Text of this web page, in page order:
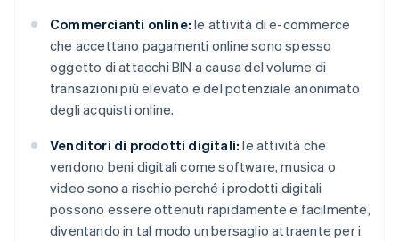
Commercianti online: le attività di e-commerce
che accettano pagamenti online sono spesso
oggetto di attacchi BIN a causa del volume di
transazioni più elevato e del potenziale anonimato
degli acquisti online.
Venditori di prodotti digitali: le attività che
vendono beni digitali come software, musica o
video sono a rischio perché i prodotti digitali
possono essere ottenuti rapidamente e facilmente,
diventando in tal modo un bersaglio attraente per i